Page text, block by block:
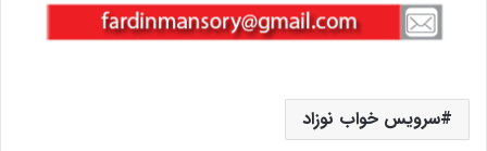
سرویس خواب نوزاد